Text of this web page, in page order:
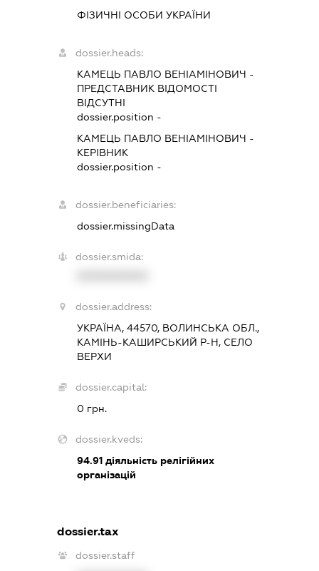
ФІЗИЧНІ ОСОБИ УКРАЇНИ
dossier.heads:
КАМЕЦЬ ПАВЛО ВЕНІАМІНОВИЧ -
ПРЕДСТАВНИК ВІДОМОСТІ
ВІДСУТНІ
dossier.position -
КАМЕЦЬ ПАВЛО ВЕНІАМІНОВИЧ -
КЕРІВНИК
dossier.position -
dossier.beneficiaries:
dossier.missingData
dossier.smida:
dossier.address:
УКРАЇНА, 44570, ВОЛИНСЬКА ОБЛ.,
КАМІНЬ-КАШИРСЬКИЙ Р-Н, СЕЛО
ВЕРХИ
dossier.capital:
0 грн.
dossier.kveds:
94.91 діяльність релігійних
організацій
dossier.tax
dossier.staff